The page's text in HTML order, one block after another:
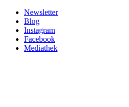
Newsletter
Blog
Instagram
Facebook
Mediathek